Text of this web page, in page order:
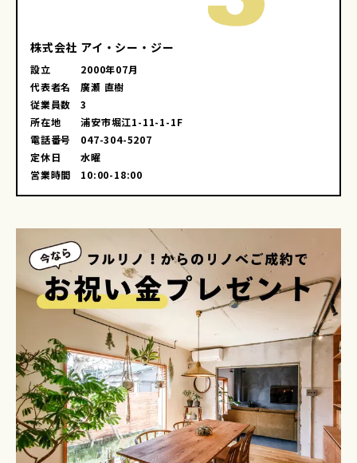
株式会社 アイ・シー・ジー
設立
2000年07月
代表者名
廣瀬 直樹
従業員数
3
所在地
浦安市堀江1-11-1-1F
電話番号
047-304-5207
定休日
水曜
営業時間
10:00-18:00